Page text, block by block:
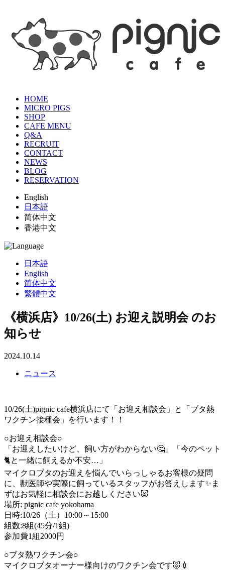
HOME
MICRO PIGS
SHOP
CAFE MENU
Q&A
RECRUIT
CONTACT
NEWS
BLOG
RESERVATION
English
日本語
简体中文
香港中文
日本語
English
简体中文
繁體中文
《横浜店》10/26(土) お迎え説明会 のお
知らせ
2024.10.14
ニュース
10/26(土)pignic cafe横浜店にて「お迎え相談会」と「ブタ熱
ワクチン接種会」を行います！！
○お迎え相談会○
「お迎えしたいけど、飼い方がわからない🤔」「今のペット
🐈と一緒に飼えるか不安…」
マイクロブタのお迎えを悩んでいらっしゃるお客様の疑問
に、獣医師や実際に飼っているスタッフがお答えします✨️ま
ずはお気軽に相談会にお越しください🐷
場所: pignic cafe yokohama
日時:10/26（土）10:00～15:00
組数:8組(45分/1組)
参加費1組2000円
○ブタ熱ワクチン会○
マイクロブタオーナー様向けのワクチン会です🐷💉